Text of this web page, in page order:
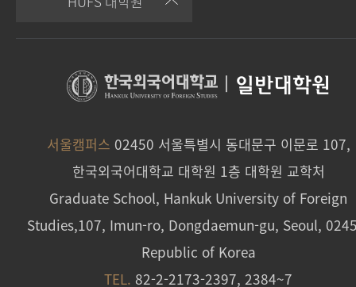
일반대학원
서울캠퍼스 02450 서울특별시 동대문구 이문로 107,
한국외국어대학교 대학원 1층 대학원 교학처
Graduate School, Hankuk University of Foreign
Studies,107, Imun-ro, Dongdaemun-gu, Seoul,
Republic of Korea
TEL. 82-2-2173-2397, 2384~7